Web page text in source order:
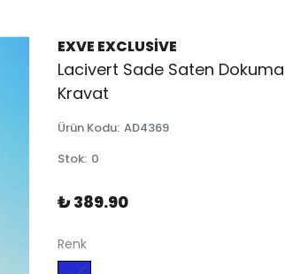
EXVE EXCLUSİVE
Lacivert Sade Saten
Kravat
Ürün Kodu: AD4369
Stok: 0
₺ 389.90
Renk